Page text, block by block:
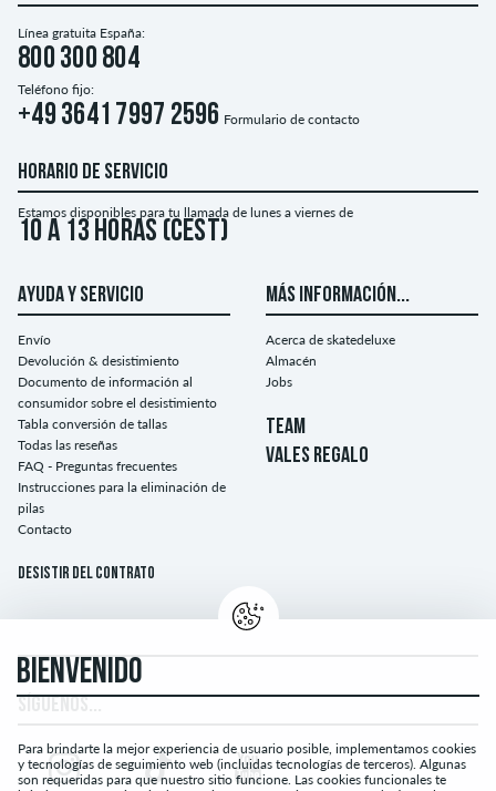
Línea gratuita España:
800 300 804
Teléfono fijo:
+49 3641 7997 2596 Formulario de contacto
HORARIO DE SERVICIO
Estamos disponibles para tu llamada de lunes a viernes de
10 a 13 horas (CEST)
AYUDA Y SERVICIO
Envío
Devolución & desistimiento
Documento de información al
consumidor sobre el desistimiento
Tabla conversión de tallas
Todas las reseñas
FAQ - Preguntas frecuentes
Instrucciones para la eliminación de
pilas
Contacto
Desistir del contrato
MÁS INFORMACIÓN...
Acerca de skatedeluxe
Almacén
Jobs
TEAM
VALES REGALO
BIENVENIDO
Para brindarte la mejor experiencia de usuario posible, implementamos cookies
y tecnologías de seguimiento web (incluidas tecnologías de terceros). Algunas
son requeridas para que nuestro sitio funcione. Las cookies funcionales te